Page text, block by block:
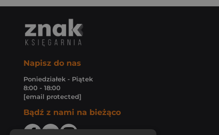
Napisz do nas
Poniedziałek - Piątek
8:00 - 18:00
[email protected]
Bądź z nami na bieżąco